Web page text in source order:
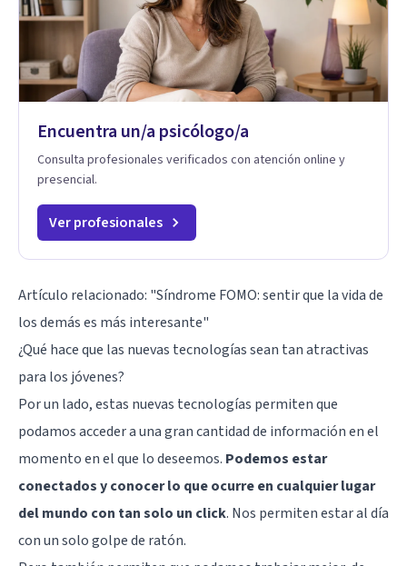
Encuentra un/a psicólogo/a
Consulta profesionales verificados con atención online y
presencial.
Ver profesionales
Artículo relacionado: "Síndrome FOMO: sentir que la vida de
los demás es más interesante"
¿Qué hace que las nuevas tecnologías sean tan atractivas
para los jóvenes?
Por un lado, estas nuevas tecnologías permiten que
podamos acceder a una gran cantidad de información en el
momento en el que lo deseemos. Podemos estar
conectados y conocer lo que ocurre en cualquier lugar
del mundo con tan solo un click. Nos permiten estar al día
con un solo golpe de ratón.